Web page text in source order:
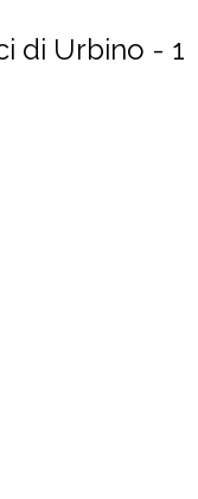
di Urbino - 1